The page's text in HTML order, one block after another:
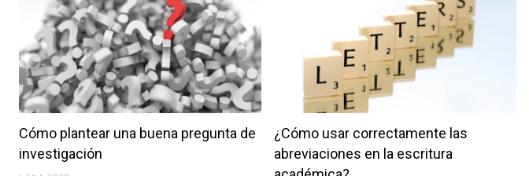
Cómo plantear una buena pregunta de
investigación
¿Cómo usar correctamente las
abreviaciones en la escritura